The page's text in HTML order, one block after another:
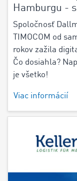
Hamburgu -
Spoločnosť
TIMOCOM od
rokov zažila
Čo dosiahla?
je všetko!
Viac informácií